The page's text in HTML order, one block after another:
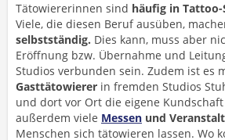
Tätowiererinnen sind häufig in
Viele, die diesen Beruf ausüben,
selbstständig. Dies kann, muss aber
Eröffnung bzw. Übernahme und
Studios verbunden sein. Zudem ist es
Gasttätowierer in fremden Studios
und dort vor Ort die eigene
außerdem viele Messen und
Menschen sich tätowieren lassen. Wo